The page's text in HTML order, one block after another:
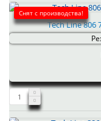
Снят с производства!
Tech Line 806